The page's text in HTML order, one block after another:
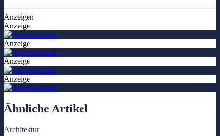
Anzeigen
Anzeige
Anzeige
Anzeige
Anzeige
Ähnliche Artikel
Architektur